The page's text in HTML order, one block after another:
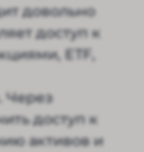
довольно
доступ к
ETF,
Через
доступ к
активов и